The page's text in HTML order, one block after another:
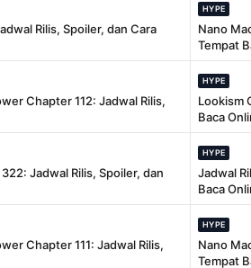
Rilis, Spoiler, dan Cara
HYPE
Nano
Tempat
Chapter 112: Jadwal Rilis,
HYPE
Lookism
Baca
Jadwal Rilis, Spoiler, dan
HYPE
Jadwal
Baca
Chapter 111: Jadwal Rilis,
HYPE
Nano
Tempat